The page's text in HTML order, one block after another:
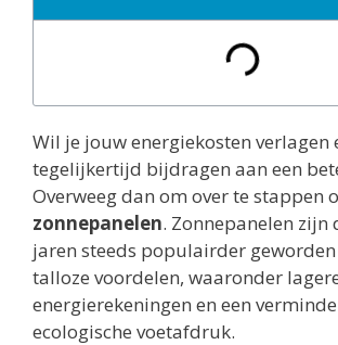
Wil je jouw energiekosten verlagen
tegelijkertijd bijdragen aan een
Overweeg dan om over te stappen
zonnepanelen. Zonnepanelen zijn
jaren steeds populairder
talloze voordelen, waaronder
energierekeningen en een
ecologische voetafdruk.